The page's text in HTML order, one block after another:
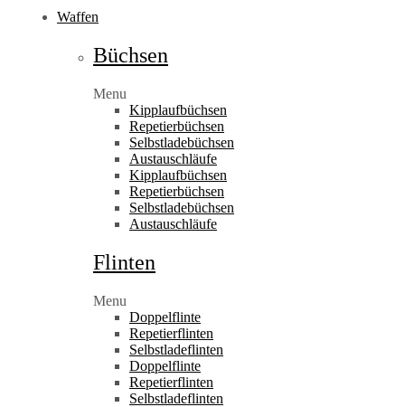
Waffen
Büchsen
Menu
Kipplaufbüchsen
Repetierbüchsen
Selbstladebüchsen
Austauschläufe
Kipplaufbüchsen
Repetierbüchsen
Selbstladebüchsen
Austauschläufe
Flinten
Menu
Doppelflinte
Repetierflinten
Selbstladeflinten
Doppelflinte
Repetierflinten
Selbstladeflinten